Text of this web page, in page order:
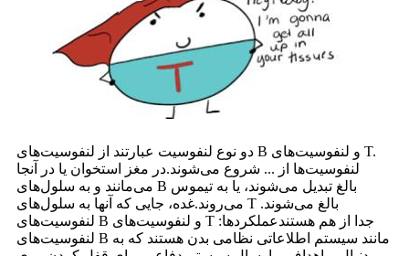
دو نوع لنفوسیت عبارتند از لنفوسیت‌های B و لنفوسیت‌های T.
لنفوسیت‌ها از ... شروع می‌شوند.در مغز استخوان یا در آنجا
می‌مانند و به سلول‌های B بالغ تبدیل می‌شوند، یا به تیموس
می‌روند.غده، جایی که آنها به سلول‌های T بالغ می‌شوند.
لنفوسیت‌های B و لنفوسیت‌های T جدا از هم هستندعملکردها:
لنفوسیت‌های B مانند سیستم اطلاعاتی نظامی بدن هستند که به